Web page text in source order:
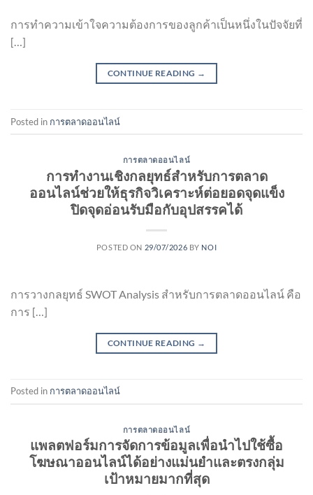
การทำความเข้าใจความต้องการของลูกค้าเป็นหนึ่งในปัจจัยที่
[…]
CONTINUE READING →
Posted in การตลาดออนไลน์
การตลาดออนไลน์
การทำงานเชิงกลยุทธ์สำหรับการตลาด
ออนไลน์ช่วยให้ธุรกิจวิเคราะห์ต่อยอดจุดแข็ง
ปิดจุดอ่อนรับมือกับอุปสรรคได้
POSTED ON 29/07/2026 BY NOI
การวางกลยุทธ์ SWOT Analysis สำหรับการตลาดออนไลน์ คือ
การ […]
CONTINUE READING →
Posted in การตลาดออนไลน์
การตลาดออนไลน์
แพลตฟอร์มการจัดการข้อมูลเพื่อนำไปใช้ซื้อ
โฆษณาออนไลน์ได้อย่างแม่นยำและตรงกลุ่ม
เป้าหมายมากที่สุด